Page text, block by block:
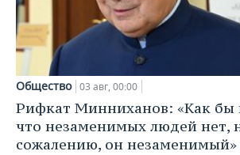
Общество 03 авг, 00:00
Рифкат Минниханов: «Как бы
что незаменимых людей нет,
сожалению, он незаменимый»